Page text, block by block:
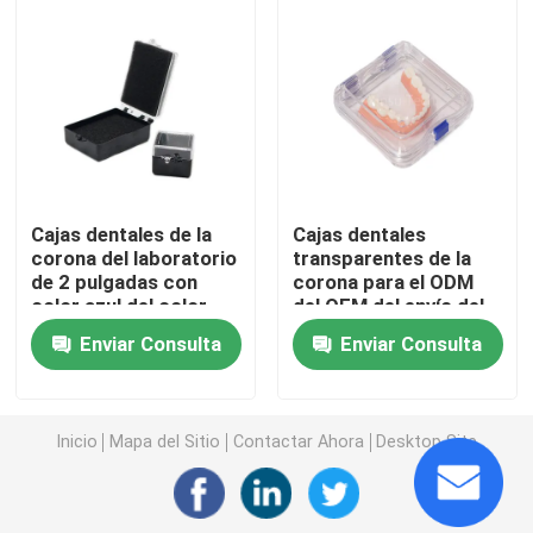
Órganos articuladores dentales del laboratorio
Lazos ortodónticos de la ligadura
abrelatas de boca dental
Bandejas dentales de las impresiones
Equipo de pulido dental
Escobilla de la dentadura
Cajas dentales de la
corona del laboratorio
de 2 pulgadas con
color azul del color
negro de la espuma
Enviar Consulta
Cajas dentales
transparentes de la
corona para el ODM
del OEM del envío del
puente de la unidad
Enviar Consulta
Inicio Mapa del Sitio Contactar Ahora Desktop Site